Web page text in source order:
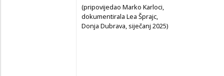
(pripovijedao Marko Karloci,
dokumentirala Lea Šprajc,
Donja Dubrava, siječanj 2025)